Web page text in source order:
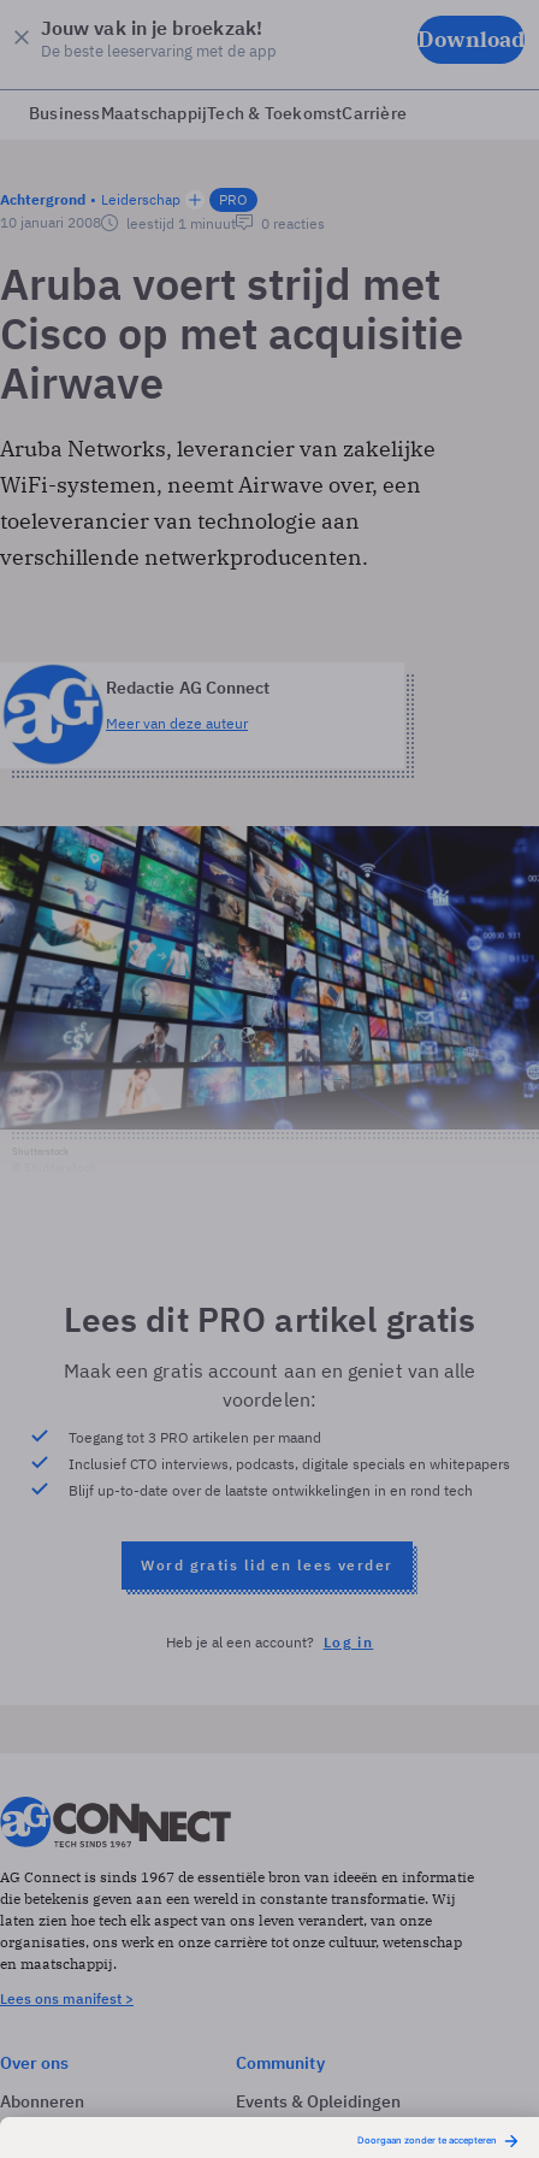
Jouw vak in je broekzak!
De beste leeservaring met de app Download
BusinessMaatschappijTech & ToekomstCarrière
Achtergrond Leiderschap
PRO
10 januari 2008
leestijd 1 minuut 0 reacties
Aruba voert strijd met
Cisco op met acquisitie
Airwave
Aruba Networks, leverancier van zakelijke
WiFi-systemen, neemt Airwave over, een
toeleverancier van technologie aan
verschillende netwerkproducenten.
Redactie AG Connect
Meer van deze auteur
Lees dit PRO artikel gratis
Maak een gratis account aan en geniet van alle
voordelen:
Toegang tot 3 PRO artikelen per maand
Inclusief CTO interviews, podcasts, digitale specials en whitepapers
Blijf up-to-date over de laatste ontwikkelingen in en rond tech
Word gratis lid en lees verder
Heb je al een account? Log in
AG Connect is sinds 1967 de essentiële bron van ideeën en informatie
die betekenis geven aan een wereld in constante transformatie. Wij
laten zien hoe tech elk aspect van ons leven verandert, van onze
organisaties, ons werk en onze carrière tot onze cultuur, wetenschap
en maatschappij.
Lees ons manifest >
Over ons
Abonneren
Adverteren
Community
Events & Opleidingen